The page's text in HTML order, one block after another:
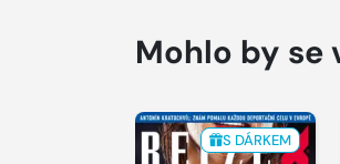
Mohlo by se
S DÁRKEM